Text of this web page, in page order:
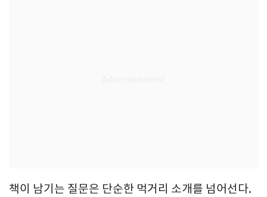
책이 남기는 질문은 단순한 먹거리 소개를 넘어선다.